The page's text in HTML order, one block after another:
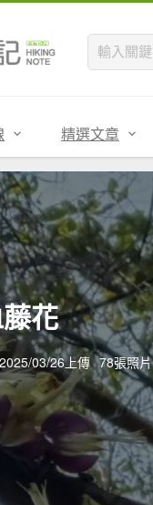
精選文章
花
03/26上傳 78張照片